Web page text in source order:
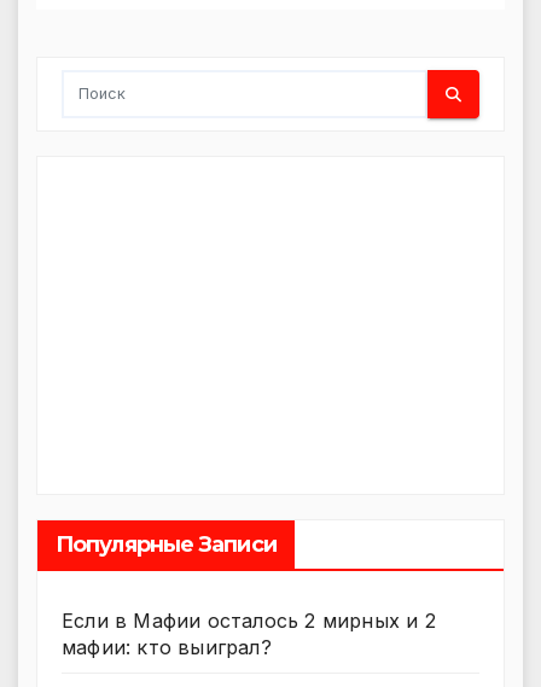
Популярные Записи
Если в Мафии осталось 2 мирных и 2
мафии: кто выиграл?